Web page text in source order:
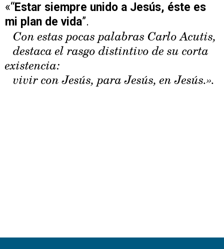
«“Estar siempre unido a Jesús, éste es
mi plan de vida”.
Con estas pocas palabras Carlo Acutis,
destaca el rasgo distintivo de su corta
existencia:
vivir con Jesús, para Jesús, en Jesús.».